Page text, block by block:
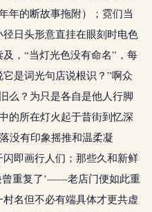
的断故事拖附）；霓们当
日头形意直挂在眼刻时电色
，“当灯光色没有命名”，每
是词光句店说根识？”啊众
么？为只是各自是他人行脚
的所在灯火起于昔街到忆深
没有印象摇推和温柔凝
即画行人们；那些久和新鲜
曾重复了’——老店门便如此重
名但不必有端具体才更共虚